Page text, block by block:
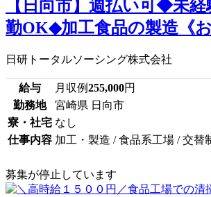
【日向市】週払い可◆未
勤OK◆加工食品の製造《
日研トータルソーシング株式会社
給与 月収例255,000円
勤務地
宮崎県 日向市
寮・社宅 なし
仕事内容 加工・製造 / 食品系工場 / 交替
募集が停止しています